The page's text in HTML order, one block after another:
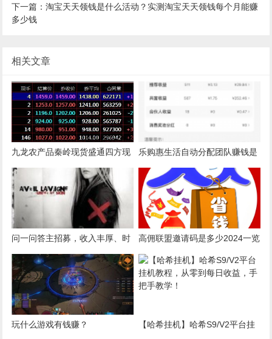
下一篇：淘宝天天领钱是什么活动？实测淘宝天天领钱每个月能赚
多少钱
相关文章
九龙农产品秦岭现货盛通四方现
货获利止盈方式现货开户平台
乐购惠生活自动分配团队赚钱是
不是真的？五五公排滑落模式是
怎么回事
问一问答主招募，收入丰厚、时
间自由。
高佣联盟邀请码是多少2024一览
高佣联盟邀请码填写教程分享
玩什么游戏有钱赚？ 【哈希挂机】哈希S9/V2平台挂